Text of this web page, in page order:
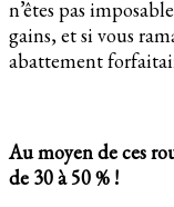
n’êtes pas
gains, et si vous
abattement
Au moyen de ces
de 30 à 50 % !